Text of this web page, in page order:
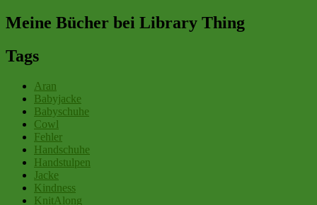
Meine Bücher bei Library Thing
Tags
Aran
Babyjacke
Babyschuhe
Cowl
Fehler
Handschuhe
Handstulpen
Jacke
Kindness
KnitAlong